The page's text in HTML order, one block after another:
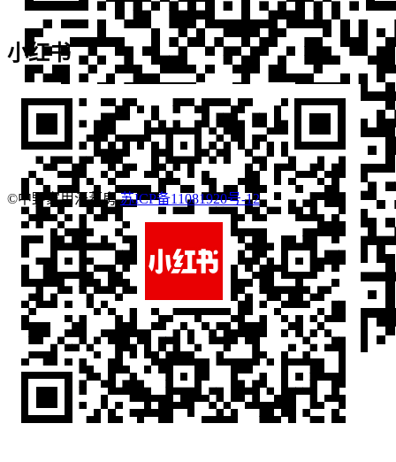
小红书
©中野家用汗蒸房苏ICP备11081920号-12